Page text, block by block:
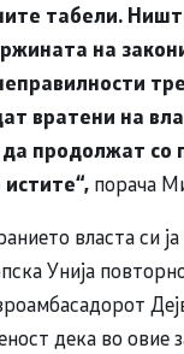
табели.
на
вратени на
продолжат со
порача
власта си
Унија
дека во овие